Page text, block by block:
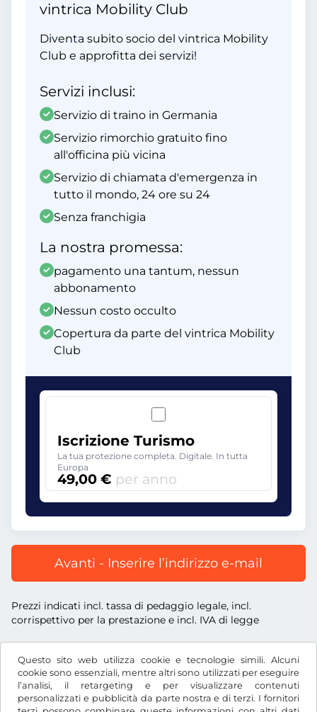
Questo sito web utilizza cookie e tecnologie simili. Alcuni
cookie sono essenziali, mentre altri sono utilizzati per eseguire
l’analisi, il retargeting e per visualizzare contenuti
personalizzati e pubblicità da parte nostra e di terzi. I fornitori
vintrica Mobility Club
Diventa subito socio del vintrica Mobility
Club e approfitta dei servizi!
Servizi inclusi:
Servizio di traino in Germania
Servizio rimorchio gratuito fino
all'officina più vicina
Servizio di chiamata d'emergenza in
tutto il mondo, 24 ore su 24
Senza franchigia
La nostra promessa:
pagamento una tantum, nessun
abbonamento
Nessun costo occulto
Copertura da parte del vintrica Mobility
Club
Iscrizione Turismo
La tua protezione completa. Digitale. In tutta
Europa
49,00 € per anno
Avanti - Inserire l’indirizzo e-mail
Prezzi indicati incl. tassa di pedaggio legale, incl.
corrispettivo per la prestazione e incl. IVA di legge
€EUR